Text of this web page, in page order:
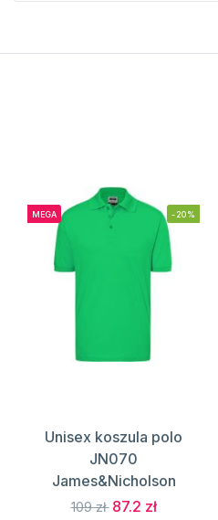
MEGA -20%
Unisex koszula polo
JN070
James&Nicholson
109 zł 87.2 zł